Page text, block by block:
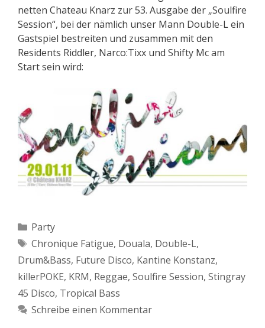
netten Chateau Knarz zur 53. Ausgabe der „Soulfire
Session“, bei der nämlich unser Mann Double-L ein
Gastspiel bestreiten und zusammen mit den
Residents Riddler, Narco:Tixx und Shifty Mc am
Start sein wird:
Kategorien
Party
Schlagwörter
Chronique Fatigue, Douala, Double-L,
Drum&Bass, Future Disco, Kantine Konstanz,
killerPOKE, KRM, Reggae, Soulfire Session, Stingray
45 Disco, Tropical Bass
Schreibe einen Kommentar